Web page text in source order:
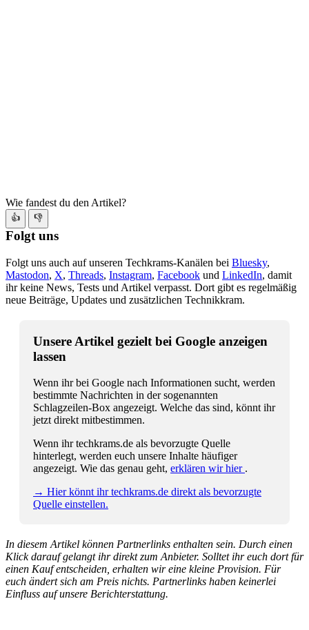
Wie fandest du den Artikel?
👍 👎
Folgt uns
Folgt uns auch auf unseren Techkrams-Kanälen bei Bluesky,
Mastodon, X, Threads, Instagram, Facebook und LinkedIn, damit
ihr keine News, Tests und Artikel verpasst. Dort gibt es regelmäßig
neue Beiträge, Updates und zusätzlichen Technikkram.
Unsere Artikel gezielt bei Google anzeigen
lassen
Wenn ihr bei Google nach Informationen sucht, werden
bestimmte Nachrichten in der sogenannten
Schlagzeilen-Box angezeigt. Welche das sind, könnt ihr
jetzt direkt mitbestimmen.
Wenn ihr techkrams.de als bevorzugte Quelle
hinterlegt, werden euch unsere Inhalte häufiger
angezeigt. Wie das genau geht, erklären wir hier .
→ Hier könnt ihr techkrams.de direkt als bevorzugte
Quelle einstellen.
In diesem Artikel können Partnerlinks enthalten sein. Durch einen
Klick darauf gelangt ihr direkt zum Anbieter. Solltet ihr euch dort für
einen Kauf entscheiden, erhalten wir eine kleine Provision. Für
euch ändert sich am Preis nichts. Partnerlinks haben keinerlei
Einfluss auf unsere Berichterstattung.